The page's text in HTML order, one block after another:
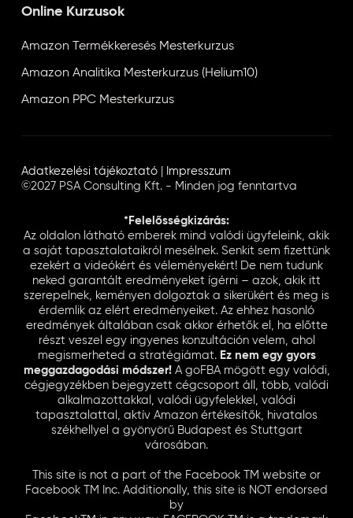
Online Kurzusok
Amazon Termékkeresés Mesterkurzus
Amazon Analitika Mesterkurzus (Helium10)
Amazon PPC Mesterkurzus
Adatkezelési tájékoztató
Impresszum
©2027 PSA Consulting Kft. - Minden jog fenntartva
*Felelősségkizárás:
Az oldalon látható emberek mind valódi ügyfeleink, akik
a saját tapasztalataikról mesélnek. Senkit sem fizettünk
ezekért a videókért és véleményekért! De nem tudunk
neked garantált eredményeket ígérni – azok, akik itt
szerepelnek, keményen dolgoztak a sikerükért és meg is
érdemlik az elért eredményeiket. Az ehhez hasonló
eredmények általában csak akkor érhetők el, ha előtte
részt veszel egy ingyenes konzultáción velem, ahol
megismerheted a stratégiámat. Ez nem egy gyors
meggazdagodási módszer!A goFBA mögött egy valódi,
cégjegyzékben bejegyzett cégcsoport áll, több, valódi
alkalmazottakkal, valódi ügyfelekkel, valódi
tapasztalattal, aktív Amazon értékesítők, hivatalos
székhellyel a gyönyörű Budapest és Stuttgart
városában.
This site is not a part of the Facebook TM website or
Facebook TM Inc. Additionally, this site is NOT endorsed
by